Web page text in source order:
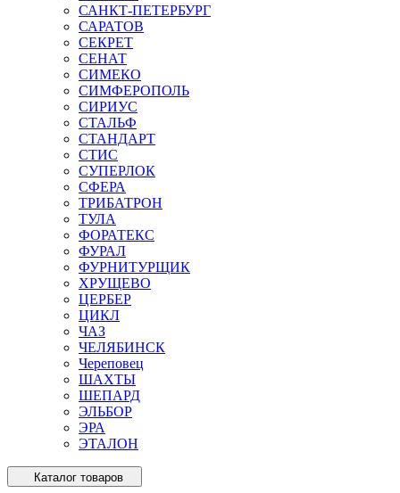
САНКТ-ПЕТЕРБУРГ
САРАТОВ
СЕКРЕТ
СЕНАТ
СИМЕКО
СИМФЕРОПОЛЬ
СИРИУС
СТАЛЬФ
СТАНДАРТ
СТИС
СУПЕРЛОК
СФЕРА
ТРИБАТРОН
ТУЛА
ФОРАТЕКС
ФУРАЛ
ФУРНИТУРЩИК
ХРУЩЕВО
ЦЕРБЕР
ЦИКЛ
ЧАЗ
ЧЕЛЯБИНСК
Череповец
ШАХТЫ
ШЕПАРД
ЭЛЬБОР
ЭРА
ЭТАЛОН
Каталог товаров